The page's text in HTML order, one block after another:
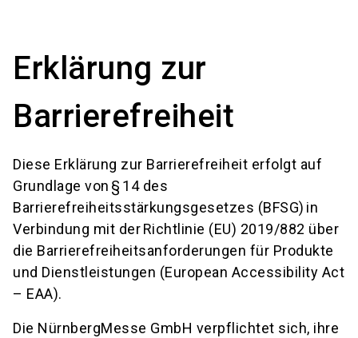
Erklärung zur
Barrierefreiheit
Diese Erklärung zur Barrierefreiheit erfolgt auf
Grundlage von § 14 des
Barrierefreiheitsstärkungsgesetzes (BFSG) in
Verbindung mit der Richtlinie (EU) 2019/882 über
die Barrierefreiheitsanforderungen für Produkte
und Dienstleistungen (European Accessibility Act
– EAA).
Die NürnbergMesse GmbH verpflichtet sich, ihre